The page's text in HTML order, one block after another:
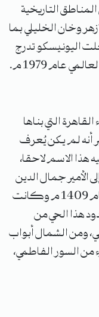
التاريخية
وخان الخليلي بما
اليونيسكو تدرج
عام 1979 م.
التي بناها
358 هـ/969 م، غير أنه لم يكن يُعرف
هذا الاسم لاحقا،
جمال الدين
محمود الأستادار الذي بنى مدرسة فيه عام 1409 م وكانت
هذا الحي من
ومن الشمال أبواب
من السور الفاطمي،